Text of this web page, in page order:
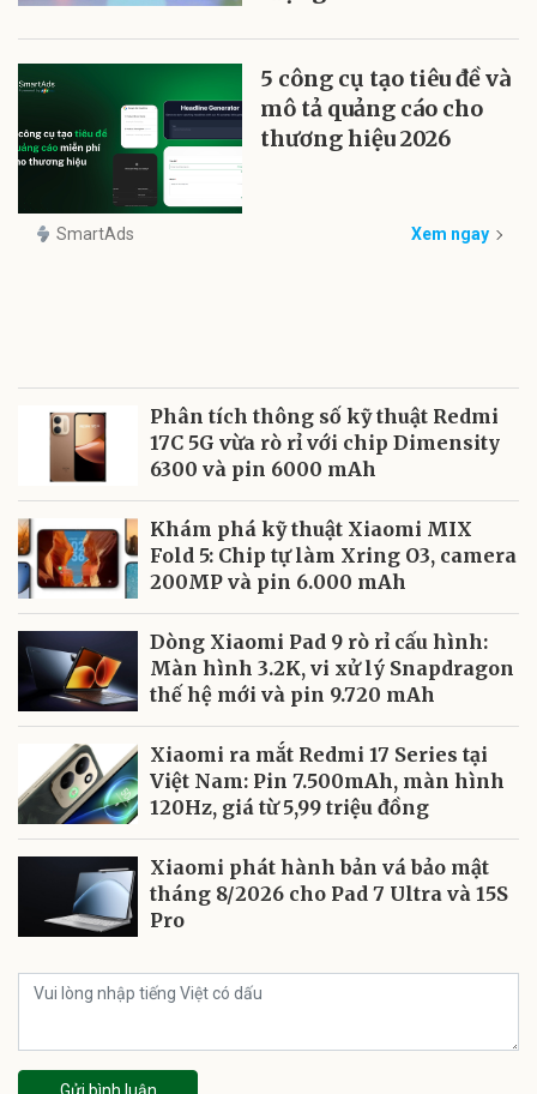
5 công cụ tạo tiêu đề và
mô tả quảng cáo cho
thương hiệu 2026
SmartAds Xem ngay
Phân tích thông số kỹ thuật Redmi
17C 5G vừa rò rỉ với chip Dimensity
6300 và pin 6000 mAh
Khám phá kỹ thuật Xiaomi MIX
Fold 5: Chip tự làm Xring O3, camera
200MP và pin 6.000 mAh
Dòng Xiaomi Pad 9 rò rỉ cấu hình:
Màn hình 3.2K, vi xử lý Snapdragon
thế hệ mới và pin 9.720 mAh
Xiaomi ra mắt Redmi 17 Series tại
Việt Nam: Pin 7.500mAh, màn hình
120Hz, giá từ 5,99 triệu đồng
Xiaomi phát hành bản vá bảo mật
tháng 8/2026 cho Pad 7 Ultra và 15S
Pro